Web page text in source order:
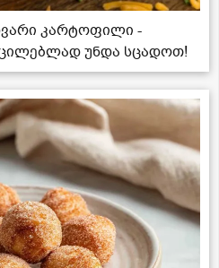
კარტოფილი -
უნდა სცადოთ!